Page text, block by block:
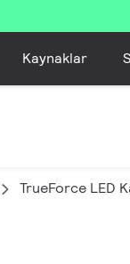
Kaynaklar
TrueForce LED